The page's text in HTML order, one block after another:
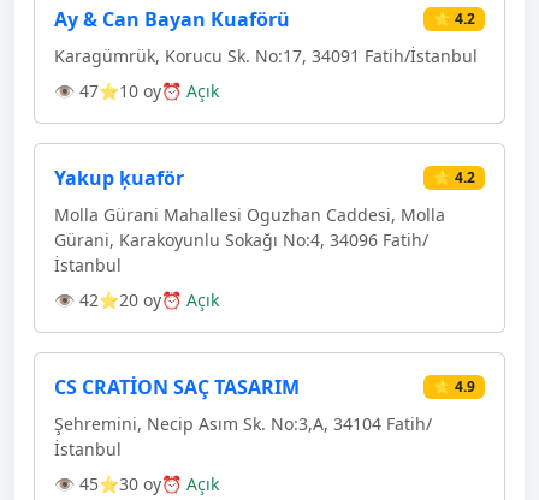
Ay & Can Bayan Kuaförü ⭐ 4.2
Karagümrük, Korucu Sk. No:17, 34091 Fatih/İstanbul
👁 47⭐10 oy⏰ Açık
Yakup ķuaför ⭐ 4.2
Molla Gürani Mahallesi Oguzhan Caddesi, Molla
Gürani, Karakoyunlu Sokağı No:4, 34096 Fatih/
İstanbul
👁 42⭐20 oy⏰ Açık
CS CRATİON SAÇ TASARIM ⭐ 4.9
Şehremini, Necip Asım Sk. No:3,A, 34104 Fatih/
İstanbul
👁 45⭐30 oy⏰ Açık